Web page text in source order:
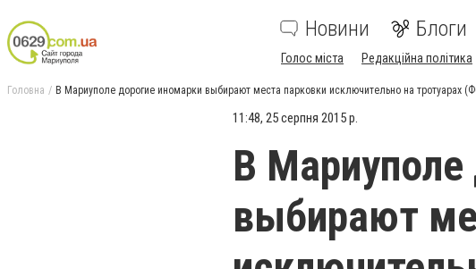
Новини Блоги
Голос міста Редакційна політика
Головна В Мариуполе дорогие иномарки выбирают места парковки исключительно на тротуарах
11:48, 25 серпня 2015 р.
В Мариуполе
выбирают